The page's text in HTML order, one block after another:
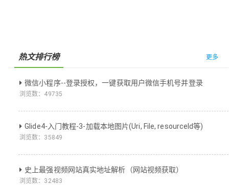
热文排行榜 更多
微信小程序--登录授权，一键获取用户微信手机号并登录
浏览数： 49735
Glide4-入门教程-3-加载本地图片(Uri, File, resourceId等)
浏览数： 35849
史上最强视频网站真实地址解析（网站视频获取）
浏览数： 32483